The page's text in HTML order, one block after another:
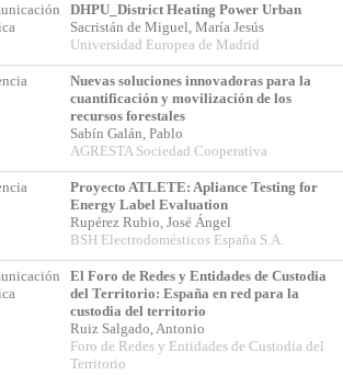
DHPU_District Heating Power Urban
Sacristán de Miguel, María Jesús
Universidad Europea de Madrid
Nuevas soluciones innovadoras para la
cuantificación y movilización de los
recursos forestales
Sabín Galán, Pablo
AGRESTA Sociedad Cooperativa
Proyecto ATLETE: Apliance Testing for
Energy Label Evaluation
Rupérez Rubio, José Ángel
BSH Electrodomésticos España S.A.
El Foro de Redes y Entidades de Custodia
del Territorio: España en red para la
custodia del territorio
Ruiz Salgado, Antonio
Foro de Redes y Entidades de Custodia del
Territorio